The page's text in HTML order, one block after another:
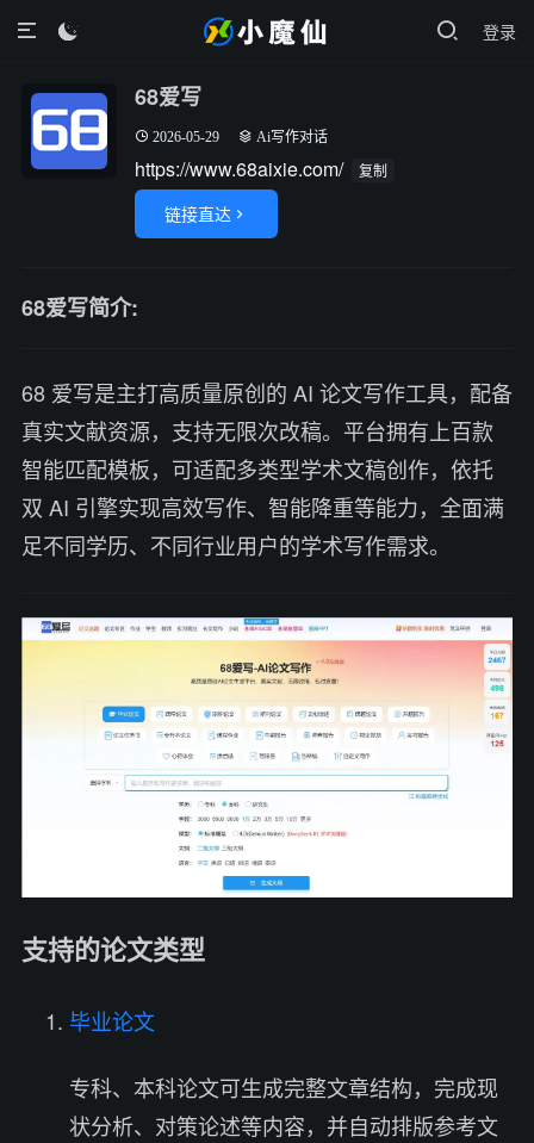
登录

68爱写
2026-05-29 Ai写作对话
https://www.68aixie.com/ 复制
链接直达 
68爱写简介:
68 爱写是主打高质量原创的 AI 论文写作工具，配备
真实文献资源，支持无限次改稿。平台拥有上百款
智能匹配模板，可适配多类型学术文稿创作，依托
双 AI 引擎实现高效写作、智能降重等能力，全面满
足不同学历、不同行业用户的学术写作需求。
支持的论文类型
毕业论文
专科、本科论文可生成完整文章结构，完成现
状分析、对策论述等内容，并自动排版参考文